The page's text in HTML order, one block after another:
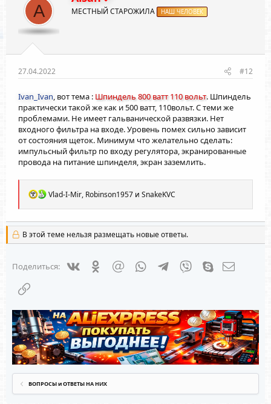
и
A МЕСТНЫЙ СТАРОЖИЛА НАШ ЧЕЛОВЕК
27.04.2022 #12
Ivan_Ivan , вот тема : Шпиндель 800 ватт 110 вольт. Шпиндель
практически такой же как и 500 ватт, 110вольт. С теми же
проблемами. Не имеет гальванической развязки. Нет
входного фильтра на входе. Уровень помех сильно зависит
от состояния щеток. Минимум что желательно сделать:
импульсный фильтр по входу регулятора, экранированные
провода на питание шпинделя, экран заземлить.
Р
а
к
ц
и
Vlad-I-Mir, Robinson1957 и SnakeKVC
В этой теме нельзя размещать новые ответы.
Поделиться: VkontakteOdnoklassniki
Mail.ru WhatsAppTelegramViber Skype
ВОПРОСЫ и ОТВЕТЫ НА НИХ